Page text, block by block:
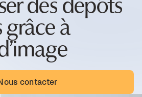
grâce à
contacter